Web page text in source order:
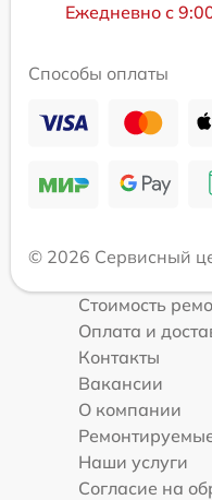
Ежедневно с
Способы оплаты
© 2026 Сервисный
Стоимость
Оплата и
Контакты
Вакансии
О компании
Наши услуги
Согласие на